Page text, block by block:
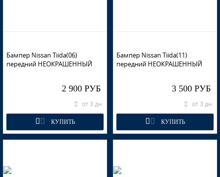
Бампер Nissan Tiida(06)
передний НЕОКРАШЕННЫЙ
2 900 РУБ
от 3 дн.
КУПИТЬ
Бампер Nissan Tiida(11)
передний НЕОКРАШЕННЫЙ
3 500 РУБ
от 3 дн.
КУПИТЬ